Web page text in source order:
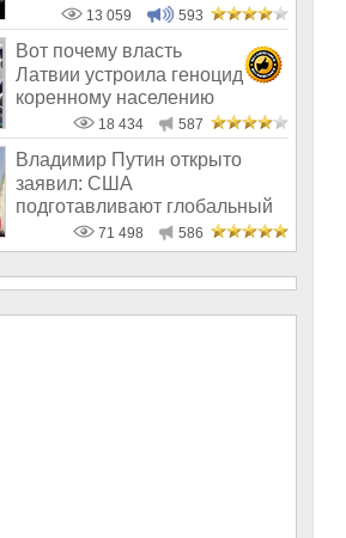
13 059 593
Вот почему власть
Латвии устроила геноцид
коренному населению
18 434 587
Владимир Путин открыто
заявил: США
подготавливают глобальный
удар по России
71 498 586